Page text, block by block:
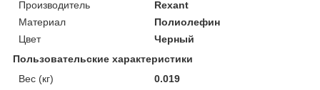
Производитель
Rexant
Материал
Полиолефин
Цвет
Черный
Пользовательские характеристики
Вес (кг)
0.019